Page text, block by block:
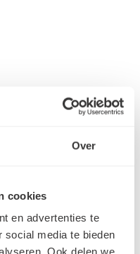
Over
cookies
en advertenties te
social media te bieden
Ook delen we